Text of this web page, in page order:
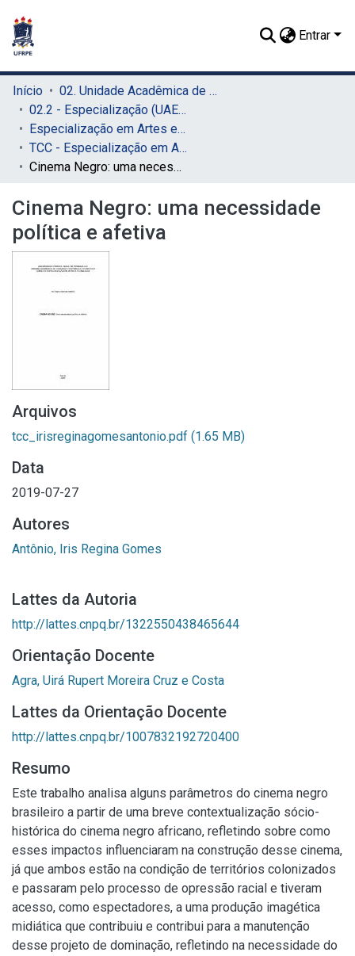
Entrar
Início
02. Unidade Acadêmica de Educação a Distância e Tecnologia (UAEADTec)
02.2 - Especialização (UAEADTec)
Especialização em Artes e Tecnologia (UAEADTec)
TCC - Especialização em Artes e Tecnologia (UAEADTec)
Cinema Negro: uma necessidade política e afetiva
Cinema Negro: uma necessidade
política e afetiva
Arquivos
tcc_irisreginagomesantonio.pdf (1.65 MB)
Data
2019-07-27
Autores
Antônio, Iris Regina Gomes
Lattes da Autoria
http://lattes.cnpq.br/1322550438465644
Orientação Docente
Agra, Uirá Rupert Moreira Cruz e Costa
Lattes da Orientação Docente
http://lattes.cnpq.br/1007832192720400
Resumo
Este trabalho analisa alguns parâmetros do cinema negro
brasileiro a partir de uma breve contextualização sócio-
histórica do cinema negro africano, refletindo sobre como
esses impactos influenciaram na construção desse cinema,
já que ambos estão na condição de territórios colonizados
e passaram pelo processo de opressão racial e tiveram
acesso, como espectadores, a uma produção imagética
midiática que contribuiu e contribui para a manutenção
desse projeto de dominação, refletindo na necessidade do